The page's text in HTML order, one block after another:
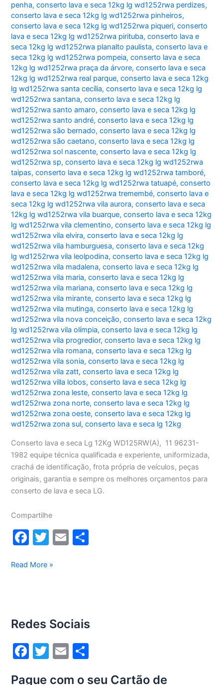
penha,conserto lava e seca 12kg lg wd1252rwa perdizes,
conserto lava e seca 12kg lg wd1252rwa pinheiros,
conserto lava e seca 12kg lg wd1252rwa piqueri,conserto
lava e seca 12kg lg wd1252rwa pirituba,conserto lava e
seca 12kg lg wd1252rwa planalto paulista,conserto lava e
seca 12kg lg wd1252rwa pompeia,conserto lava e seca
12kg lg wd1252rwa praça da árvore,conserto lava e seca
12kg lg wd1252rwa real parque,conserto lava e seca 12kg
lg wd1252rwa santa cecília,conserto lava e seca 12kg lg
wd1252rwa santana,conserto lava e seca 12kg lg
wd1252rwa santo amaro,conserto lava e seca 12kg lg
wd1252rwa santo andré,conserto lava e seca 12kg lg
wd1252rwa são bernado,conserto lava e seca 12kg lg
wd1252rwa são caetano,conserto lava e seca 12kg lg
wd1252rwa sol nascente,conserto lava e seca 12kg lg
wd1252rwa sp,conserto lava e seca 12kg lg wd1252rwa
taipas,conserto lava e seca 12kg lg wd1252rwa tamboré,
conserto lava e seca 12kg lg wd1252rwa tatuapé,conserto
lava e seca 12kg lg wd1252rwa tremembé,conserto lava e
seca 12kg lg wd1252rwa vila aurora,conserto lava e seca
12kg lg wd1252rwa vila buarque,conserto lava e seca 12kg
lg wd1252rwa vila clementino,conserto lava e seca 12kg lg
wd1252rwa vila elvira,conserto lava e seca 12kg lg
wd1252rwa vila hamburguesa,conserto lava e seca 12kg
lg wd1252rwa vila leolpodina,conserto lava e seca 12kg lg
wd1252rwa vila madalena,conserto lava e seca 12kg lg
wd1252rwa vila maria,conserto lava e seca 12kg lg
wd1252rwa vila mariana,conserto lava e seca 12kg lg
wd1252rwa vila mirante,conserto lava e seca 12kg lg
wd1252rwa vila mutinga,conserto lava e seca 12kg lg
wd1252rwa vila nova conceição,conserto lava e seca 12kg
lg wd1252rwa vila olímpia,conserto lava e seca 12kg lg
wd1252rwa vila progredior,conserto lava e seca 12kg lg
wd1252rwa vila romana,conserto lava e seca 12kg lg
wd1252rwa vila sonia,conserto lava e seca 12kg lg
wd1252rwa vila zatt,conserto lava e seca 12kg lg
wd1252rwa villa lobos,conserto lava e seca 12kg lg
wd1252rwa zona leste,conserto lava e seca 12kg lg
wd1252rwa zona norte,conserto lava e seca 12kg lg
wd1252rwa zona oeste,conserto lava e seca 12kg lg
wd1252rwa zona sul,conserto lava e seca lg 12kg
Conserto lava e seca Lg 12Kg WD125RW(A), 11 96231-
1982 equipe técnica qualificada e experiente, uniformizada,
crachá de identificação, frota própria de veículos, peças
originais, garantia e sempre os melhores orçamentos para
conserto de lava e seca LG.
Compartilhe
F
c
o
o
k
T
itt
E
Conserto
12Kg
Read More »
Redes Sociais
F
T
E
Pague com o seu Cartão de